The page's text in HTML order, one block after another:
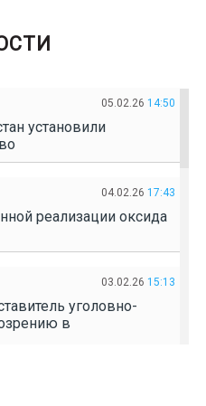
05.02.26 14:50
установили
04.02.26 17:43
реализации оксида
03.02.26 15:13
уголовно-
в